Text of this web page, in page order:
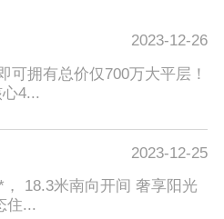
2023-12-26
可拥有总价仅700万大平层！
4...
2023-12-25
18.3米南向开间 奢享阳光
住...